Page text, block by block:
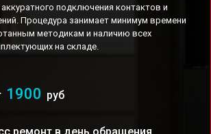
подключения контактов и
Процедура занимает минимум времени
методикам и наличию всех
на складе.
1900 руб
ремонт в день обращения